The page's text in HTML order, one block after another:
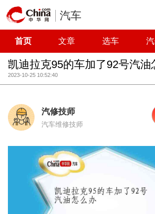
汽车
首页 文章 选车
凯迪拉克95的车加了92号汽油
2023-10-25 10:52:40
汽修技师
汽车维修技师